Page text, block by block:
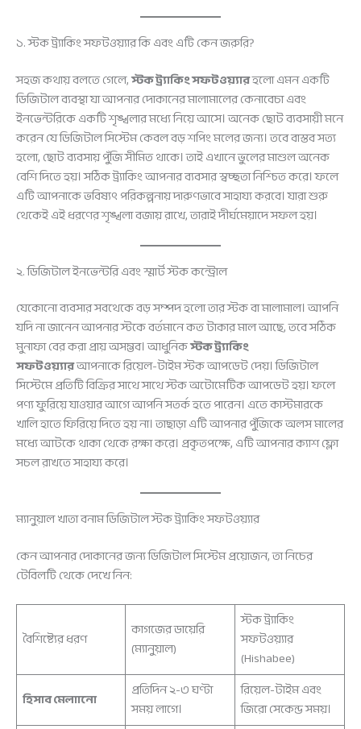
১. স্টক ট্র্যাকিং সফটওয়্যার কি এবং এটি কেন জরুরি?
সহজ কথায় বলতে গেলে,স্টক ট্র্যাকিং সফটওয়্যারহলো এমন একটি
ডিজিটাল ব্যবস্থা যা আপনার দোকানের মালামালের কেনাবেচা এবং
ইনভেন্টরিকে একটি শৃঙ্খলার মধ্যে নিয়ে আসে। অনেক ছোট ব্যবসায়ী মনে
করেন যে ডিজিটাল সিস্টেম কেবল বড় শপিং মলের জন্য। তবে বাস্তব সত্য
হলো, ছোট ব্যবসায় পুঁজি সীমিত থাকে। তাই এখানে ভুলের মাশুল অনেক
বেশি দিতে হয়। সঠিক ট্র্যাকিং আপনার ব্যবসার স্বচ্ছতা নিশ্চিত করে। ফলে
এটি আপনাকে ভবিষ্যৎ পরিকল্পনায় দারুণভাবে সাহায্য করবে। যারা শুরু
থেকেই এই ধরণের শৃঙ্খলা বজায় রাখে, তারাই দীর্ঘমেয়াদে সফল হয়।
২. ডিজিটাল ইনভেন্টরি এবং স্মার্ট স্টক কন্ট্রোল
যেকোনো ব্যবসার সবথেকে বড় সম্পদ হলো তার স্টক বা মালামাল। আপনি
যদি না জানেন আপনার স্টকে বর্তমানে কত টাকার মাল আছে, তবে সঠিক
মুনাফা বের করা প্রায় অসম্ভব। আধুনিকস্টক ট্র্যাকিং
সফটওয়্যারআপনাকে রিয়েল-টাইম স্টক আপডেট দেয়। ডিজিটাল
সিস্টেমে প্রতিটি বিক্রির সাথে সাথে স্টক অটোমেটিক আপডেট হয়। ফলে
পণ্য ফুরিয়ে যাওয়ার আগে আপনি সতর্ক হতে পারেন। এতে কাস্টমারকে
খালি হাতে ফিরিয়ে দিতে হয় না। তাছাড়া এটি আপনার পুঁজিকে অলস মালের
মধ্যে আটকে থাকা থেকে রক্ষা করে। প্রকৃতপক্ষে, এটি আপনার ক্যাশ ফ্লো
সচল রাখতে সাহায্য করে।
ম্যানুয়াল খাতা বনাম ডিজিটাল স্টক ট্র্যাকিং সফটওয়্যার
কেন আপনার দোকানের জন্য ডিজিটাল সিস্টেম প্রয়োজন, তা নিচের
টেবিলটি থেকে দেখে নিন:
বৈশিষ্ট্যের ধরণ
কাগজের ডায়েরি
(ম্যানুয়াল)
স্টক ট্র্যাকিং
সফটওয়্যার
(Hishabee)
হিসাব মেলাানো
প্রতিদিন ২-৩ ঘণ্টা
সময় লাগে।
রিয়েল-টাইম এবং
জিরো সেকেন্ড সময়।